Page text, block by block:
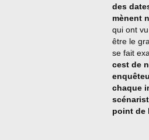
des
mènent
qui ont vu
être le
se fait
cest de
chaque
point de